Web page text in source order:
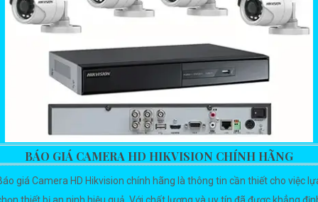
BÁO GIÁ CAMERA HD HIKVISION CHÍNH HÃNG
giá Camera HD Hikvision chính hãng là thông tin cần thiết cho việc
thiết bị an ninh hiệu quả. Với chất lượng và uy tín đã được khẳng